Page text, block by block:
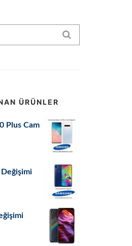
ÜRÜNLER
Plus Cam